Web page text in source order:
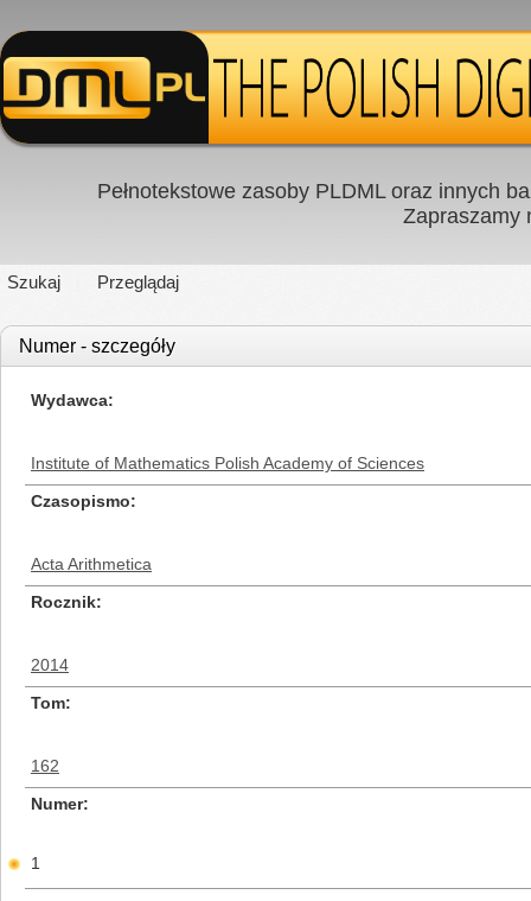
Pełnotekstowe zasoby PLDML oraz innych
Zapraszamy
Szukaj Przeglądaj
Numer - szczegóły
Wydawca
Institute of Mathematics Polish Academy of Sciences
Czasopismo
Acta Arithmetica
Rocznik
2014
Tom
162
Numer
1